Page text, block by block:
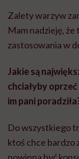
Zalety warzyw
Mam nadzieję,
zastosowania w
Jakie są
chciałyby
im pani
Do wszystkiego
ktoś chce bardzo